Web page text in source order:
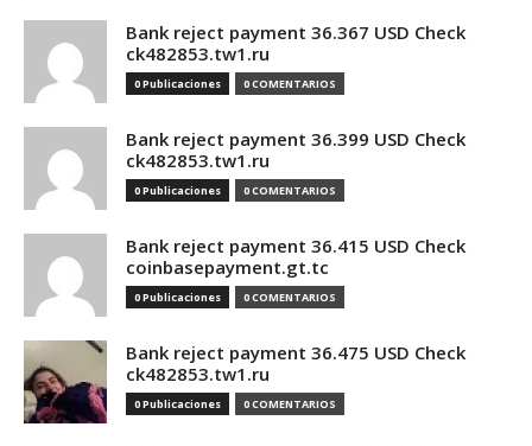
Bank reject payment 36.367 USD Check
ck482853.tw1.ru
0 Publicaciones 0 COMENTARIOS
Bank reject payment 36.399 USD Check
ck482853.tw1.ru
0 Publicaciones 0 COMENTARIOS
Bank reject payment 36.415 USD Check
coinbasepayment.gt.tc
0 Publicaciones 0 COMENTARIOS
Bank reject payment 36.475 USD Check
ck482853.tw1.ru
0 Publicaciones 0 COMENTARIOS